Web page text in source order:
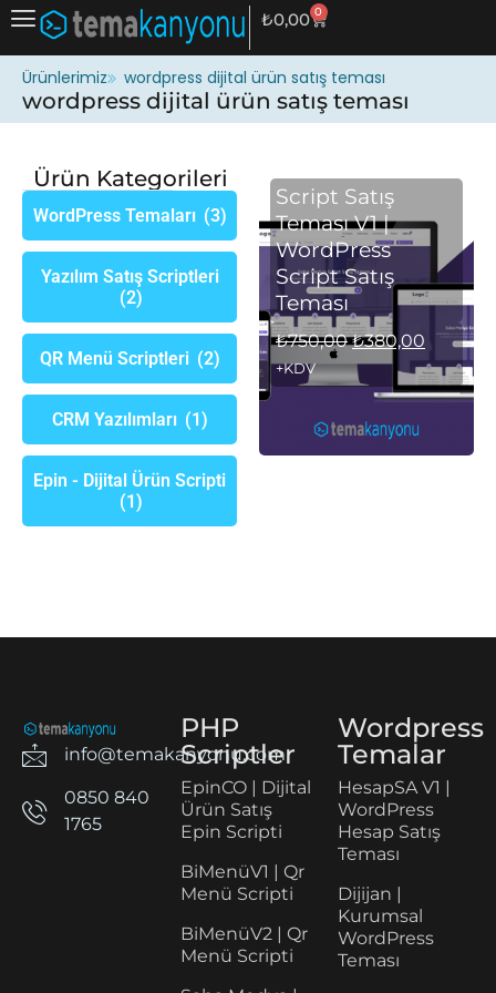
₺0,00 0
Ürünlerimiz wordpress dijital ürün satış teması
wordpress dijital ürün satış teması
Ürün Kategorileri
WordPress Temaları (3)
Yazılım Satış Scriptleri
(2)
QR Menü Scriptleri (2)
CRM Yazılımları (1)
Epin - Dijital Ürün Scripti
(1)
Script Satış
Teması V1 |
WordPress
Script Satış
Teması
₺750,00 ₺380,00
+KDV
info@temakanyonu.com
0850 840
1765
PHP
Scriptler
EpinCO | Dijital
Ürün Satış
Epin Scripti
BiMenüV1 | Qr
Menü Scripti
BiMenüV2 | Qr
Menü Scripti
Wordpress
Temalar
HesapSA V1 |
WordPress
Hesap Satış
Teması
Dijijan |
Kurumsal
WordPress
Teması